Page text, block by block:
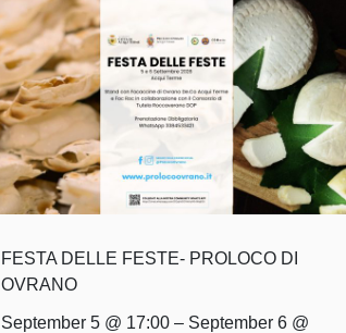
FESTA DELLE FESTE- PROLOCO DI
OVRANO
September 5 @ 17:00– September 6 @